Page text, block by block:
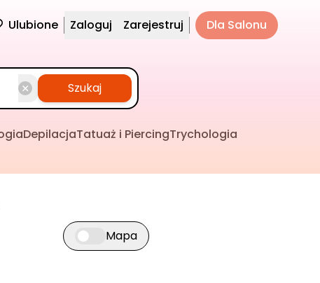
Ulubione Zaloguj Zarejestruj Dla Salonu
Szukaj
DepilacjaTatuaż i PiercingTrychologia
Przełącz widok mapy
Mapa